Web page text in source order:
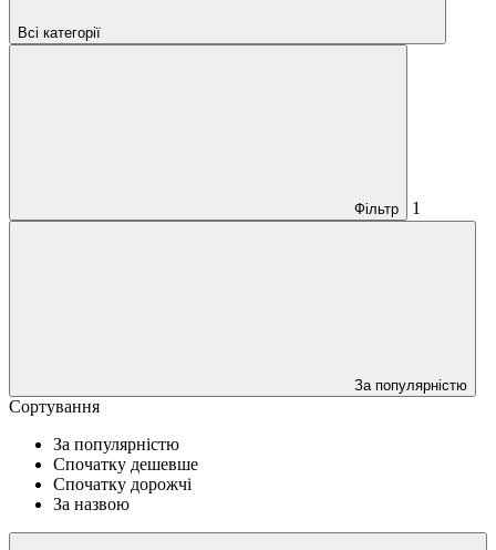
Всі категорії
Фільтр 1
За популярністю
Сортування
За популярністю
Спочатку дешевше
Спочатку дорожчі
За назвою